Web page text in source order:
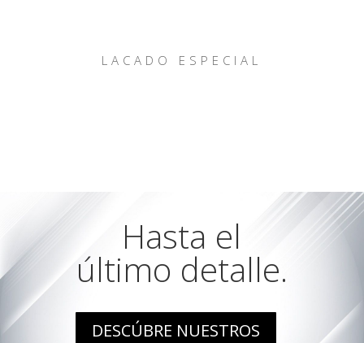
LACADO ESPECIAL
Hasta el
último detalle.
DESCÚBRE NUESTROS